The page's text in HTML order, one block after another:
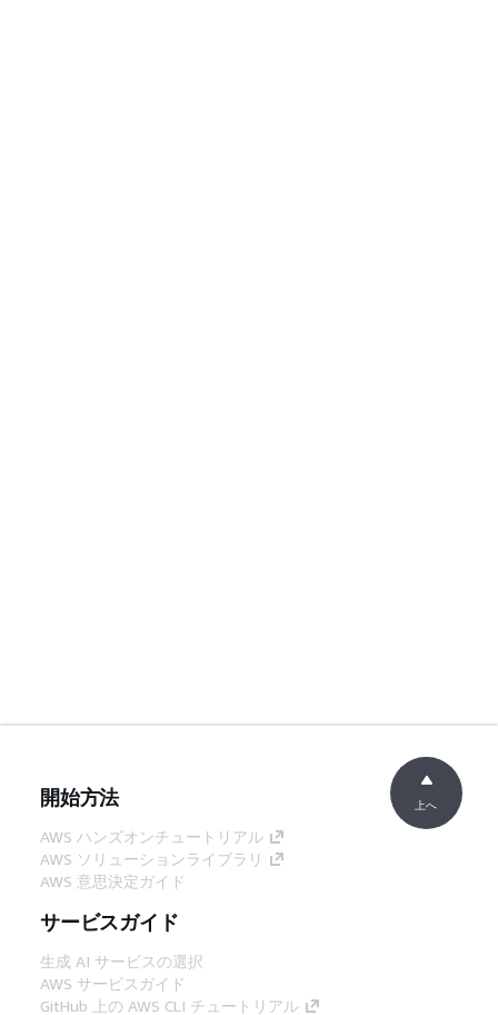
開始方法
AWS ハンズオンチュートリアル
AWS ソリューションライブラリ
AWS 意思決定ガイド
サービスガイド
生成 AI サービスの選択
AWS サービスガイド
GitHub 上の AWS CLI チュートリアル
上へ